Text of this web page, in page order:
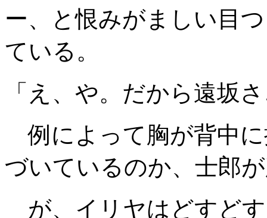
ー、と恨みがましい目
ている。
「え、や。だから遠坂
例によって胸が背中
づいているのか、士郎
が、イリヤはどすど